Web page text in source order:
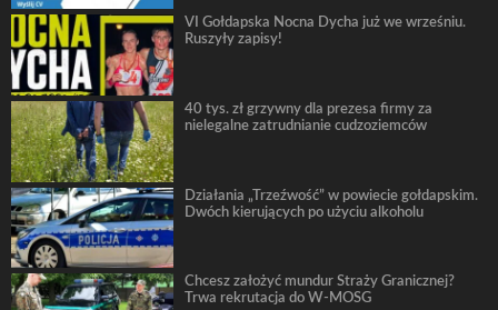
VI Gołdapska Nocna Dycha już we wrześniu.
Ruszyły zapisy!
40 tys. zł grzywny dla prezesa firmy za
nielegalne zatrudnianie cudzoziemców
Działania „Trzeźwość” w powiecie gołdapskim.
Dwóch kierujących po użyciu alkoholu
Chcesz założyć mundur Straży Granicznej?
Trwa rekrutacja do W-MOSG